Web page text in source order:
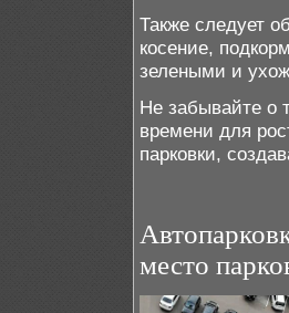
Также следует
косение,
зелеными и
Не забывайте о
времени для
парковки,
место